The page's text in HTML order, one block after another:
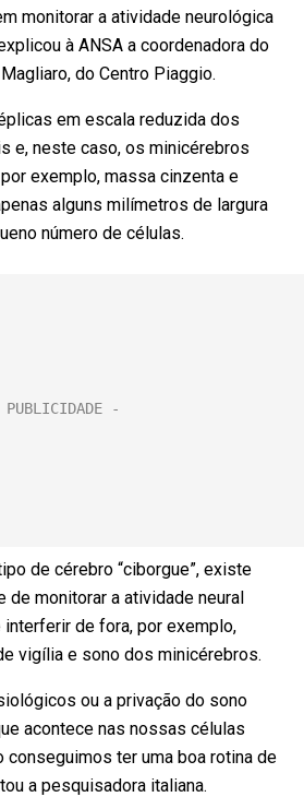
monitorar a atividade neurológica
à ANSA a coordenadora do
Magliaro, do Centro Piaggio.
em escala reduzida dos
e, neste caso, os minicérebros
exemplo, massa cinzenta e
alguns milímetros de largura
número de células.
de cérebro “ciborgue”, existe
de monitorar a atividade neural
de fora, por exemplo,
vigília e sono dos minicérebros.
ou a privação do sono
acontece nas nossas células
conseguimos ter uma boa rotina de
a pesquisadora italiana.